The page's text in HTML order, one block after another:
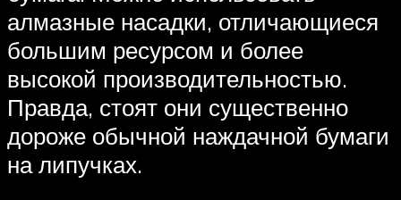
алмазные насадки, отличающиеся
большим ресурсом и более
высокой производительностью.
Правда, стоят они существенно
дороже обычной наждачной бумаги
на липучках.